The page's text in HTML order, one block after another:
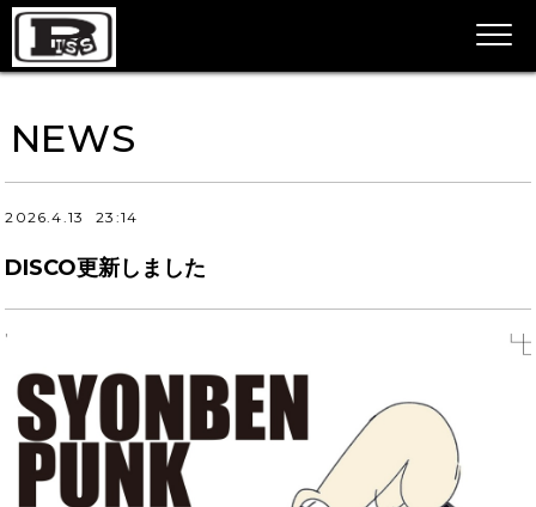
NEWS
2026.4.13 23:14
DISCO更新しました